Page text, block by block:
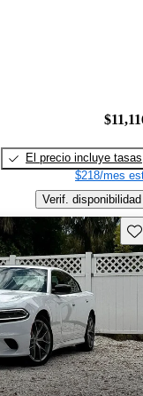
El precio incluye tasas
$218/mes
Verif. disponibilidad